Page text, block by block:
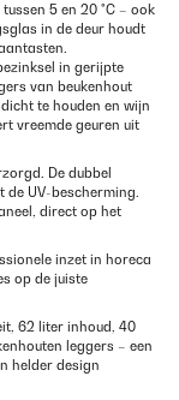
5 en 20 °C – ook
in de deur houdt
in gerijpte
van beukenhout
te houden en wijn
vreemde geuren uit
De dubbel
UV-bescherming.
direct op het
inzet in horeca
op de juiste
62 liter inhoud, 40
leggers – een
helder design